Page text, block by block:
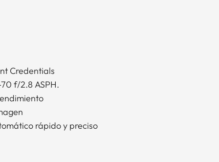
Credentials
f/2.8 ASPH.
rápido y preciso